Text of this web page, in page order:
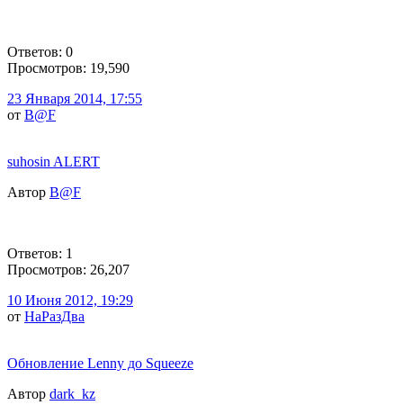
Ответов: 0
Просмотров: 19,590
23 Января 2014, 17:55
от B@F
suhosin ALERT
Автор B@F
Ответов: 1
Просмотров: 26,207
10 Июня 2012, 19:29
от НаРазДва
Обновление Lenny до Squeeze
Автор dark_kz